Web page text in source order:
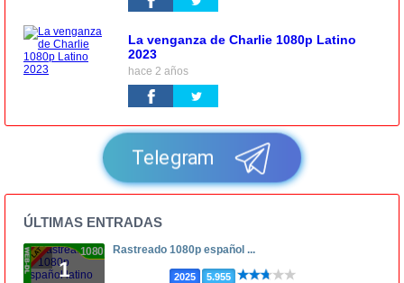
La venganza de Charlie 1080p Latino
2023
hace 2 años
Telegram
ÚLTIMAS ENTRADAS
1
1080p Rastreado 1080p español ...
2025 5.955